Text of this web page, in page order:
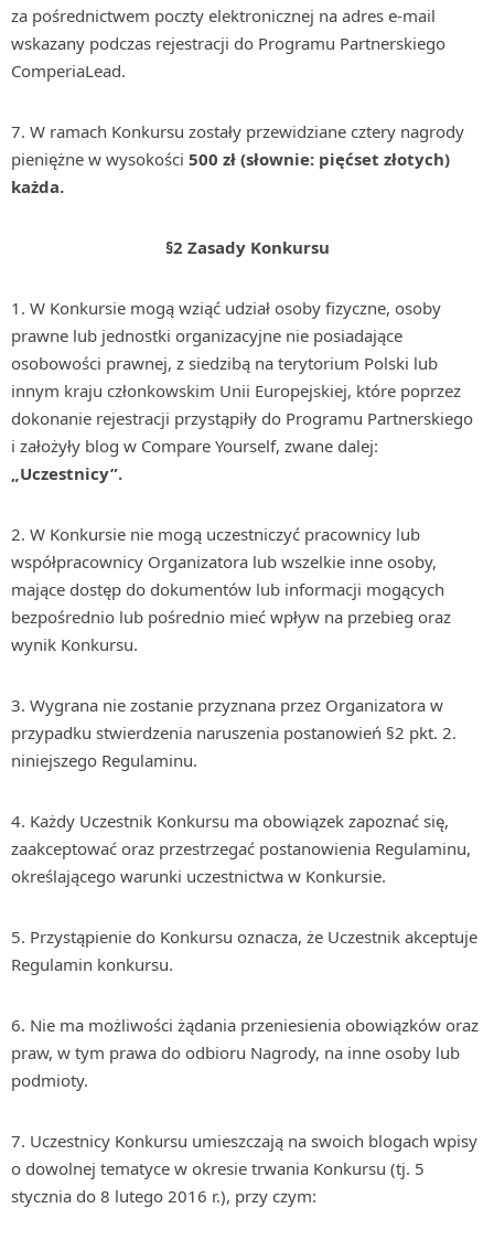
za pośrednictwem poczty elektronicznej na adres e-mail
wskazany podczas rejestracji do Programu Partnerskiego
ComperiaLead.
7. W ramach Konkursu zostały przewidziane cztery nagrody
pieniężne w wysokości 500 zł (słownie: pięćset złotych)
każda.
§2 Zasady Konkursu
1. W Konkursie mogą wziąć udział osoby fizyczne, osoby
prawne lub jednostki organizacyjne nie posiadające
osobowości prawnej, z siedzibą na terytorium Polski lub
innym kraju członkowskim Unii Europejskiej, które poprzez
dokonanie rejestracji przystąpiły do Programu Partnerskiego
i założyły blog w Compare Yourself, zwane dalej:
„Uczestnicy”.
2. W Konkursie nie mogą uczestniczyć pracownicy lub
współpracownicy Organizatora lub wszelkie inne osoby,
mające dostęp do dokumentów lub informacji mogących
bezpośrednio lub pośrednio mieć wpływ na przebieg oraz
wynik Konkursu.
3. Wygrana nie zostanie przyznana przez Organizatora w
przypadku stwierdzenia naruszenia postanowień §2 pkt. 2.
niniejszego Regulaminu.
4. Każdy Uczestnik Konkursu ma obowiązek zapoznać się,
zaakceptować oraz przestrzegać postanowienia Regulaminu,
określającego warunki uczestnictwa w Konkursie.
5. Przystąpienie do Konkursu oznacza, że Uczestnik akceptuje
Regulamin konkursu.
6. Nie ma możliwości żądania przeniesienia obowiązków oraz
praw, w tym prawa do odbioru Nagrody, na inne osoby lub
podmioty.
7. Uczestnicy Konkursu umieszczają na swoich blogach wpisy
o dowolnej tematyce w okresie trwania Konkursu (tj. 5
stycznia do 8 lutego 2016 r.), przy czym: